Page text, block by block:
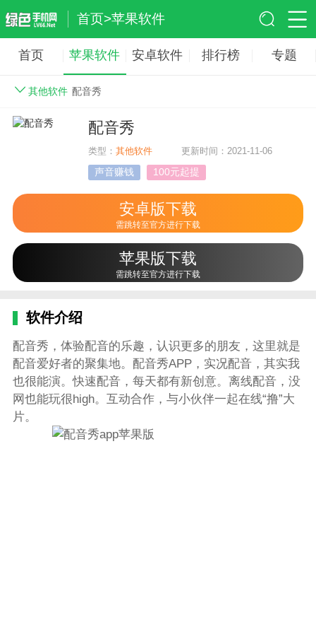
首页>苹果软件
首页 苹果软件 安卓软件 排行榜 专题
其他软件 配音秀
配音秀
类型：其他软件 更新时间：2021-11-06
声音赚钱 100元起提
安卓版下载
需跳转至官方进行下载
苹果版下载
需跳转至官方进行下载
软件介绍
配音秀，体验配音的乐趣，认识更多的朋友，这里就是
配音爱好者的聚集地。配音秀APP，实况配音，其实我
也很能演。快速配音，每天都有新创意。离线配音，没
网也能玩很high。互动合作，与小伙伴一起在线“撸”大
片。